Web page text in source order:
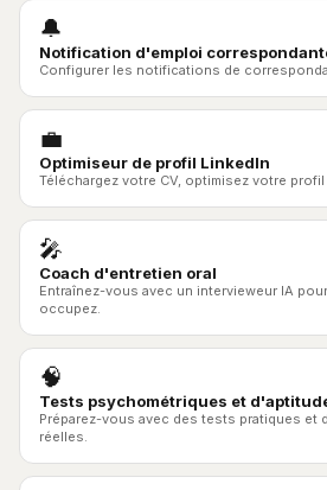
🔔
Notification d'emploi
Configurer les notifications de
💼
Optimiseur de profil LinkedIn
Téléchargez votre CV, optimisez votre profil
🎤
Coach d'entretien oral
Entraînez-vous avec un intervieweur IA
occupez.
🧠
Tests psychométriques et
Préparez-vous avec des tests pratiques et
réelles.